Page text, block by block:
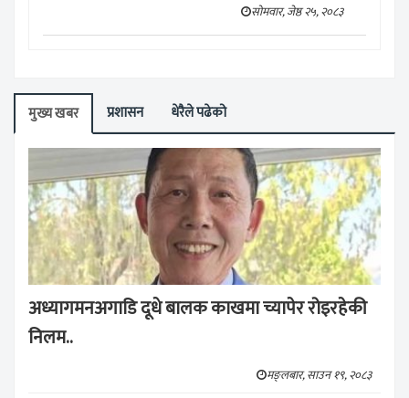
सोमवार, जेष्ठ २५, २०८३
मुख्य खबर प्रशासन धेरैले पढेको
अध्यागमनअगाडि दूधे बालक काखमा च्यापेर रोइरहेकी
निलम..
मङ्लबार, साउन १९, २०८३